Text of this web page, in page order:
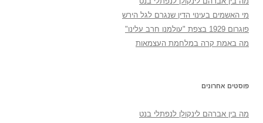
מי האשמים בעינוי הדין שנגרם לגל הירש
פוגרום 1929 בצפת "עולמנו חרב עלינו"
מה באמת קרה במלחמת העצמאות
פוסטים אחרונים
מה בין אברהם לינקולן לנפתלי בנט